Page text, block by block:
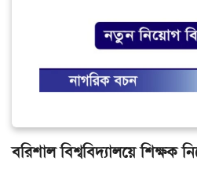
বরিশাল বিশ্ববিদ্যালয়ে শিক্ষক